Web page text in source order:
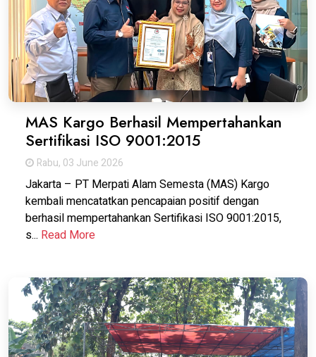
MAS Kargo Berhasil Mempertahankan
Sertifikasi ISO 9001:2015
Rabu, 03 June 2026
Jakarta – PT Merpati Alam Semesta (MAS) Kargo
kembali mencatatkan pencapaian positif dengan
berhasil mempertahankan Sertifikasi ISO 9001:2015,
s... Read More